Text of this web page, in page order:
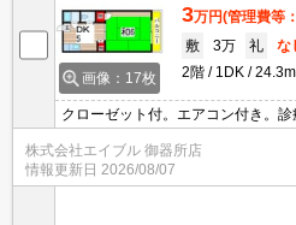
画像：17枚
3万円(管理費等
敷
3万 礼
な
2階
1DK
クローゼット付。エアコン付き。
ックスバリューへ520m。ファミリ
株式会社エイブル 御器所店
情報更新日 2026/08/07